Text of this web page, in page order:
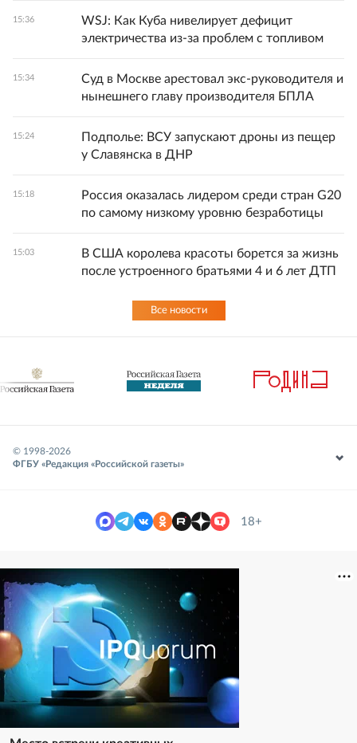
15:36
WSJ: Как Куба нивелирует дефицит
электричества из-за проблем с топливом
15:34
Суд в Москве арестовал экс-руководителя и
нынешнего главу производителя БПЛА
15:24
Подполье: ВСУ запускают дроны из пещер
у Славянска в ДНР
15:18
Россия оказалась лидером среди стран G20
по самому низкому уровню безработицы
15:03
В США королева красоты борется за жизнь
после устроенного братьями 4 и 6 лет ДТП
Все новости
© 1998-2026
ФГБУ «Редакция «Российской газеты»
18+